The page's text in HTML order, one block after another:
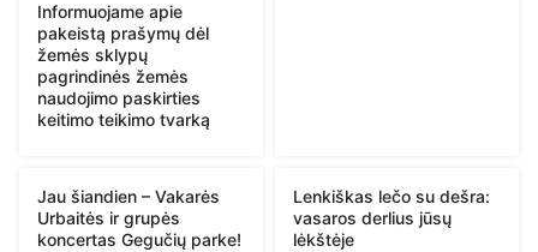
Informuojame apie
pakeistą prašymų dėl
žemės sklypų
pagrindinės žemės
naudojimo paskirties
keitimo teikimo tvarką
Jau šiandien – Vakarės
Urbaitės ir grupės
koncertas Gegučių parke!
Lenkiškas lečo su dešra:
vasaros derlius jūsų
lėkštėje